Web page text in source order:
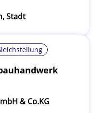
Stadt
& Co.KG